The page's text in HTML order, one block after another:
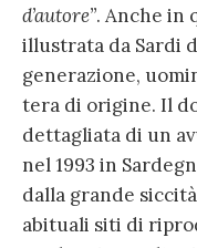
d’autore”. Anche in
illustrata da Sardi
generazione,
tera di origine. Il
dettagliata di un
nel 1993 in
dalla grande
abituali siti di